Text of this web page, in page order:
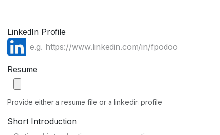
LinkedIn Profile
Resume
Provide either a resume file or a linkedin profile
Short Introduction